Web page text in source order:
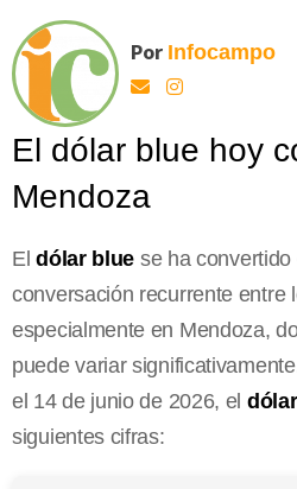
Por Infocampo
El dólar blue hoy
Mendoza
Eldólar blue se ha
conversación recurrente entre
especialmente en Mendoza,
puede variar
el 14 de junio de 2026, el
siguientes cifras: